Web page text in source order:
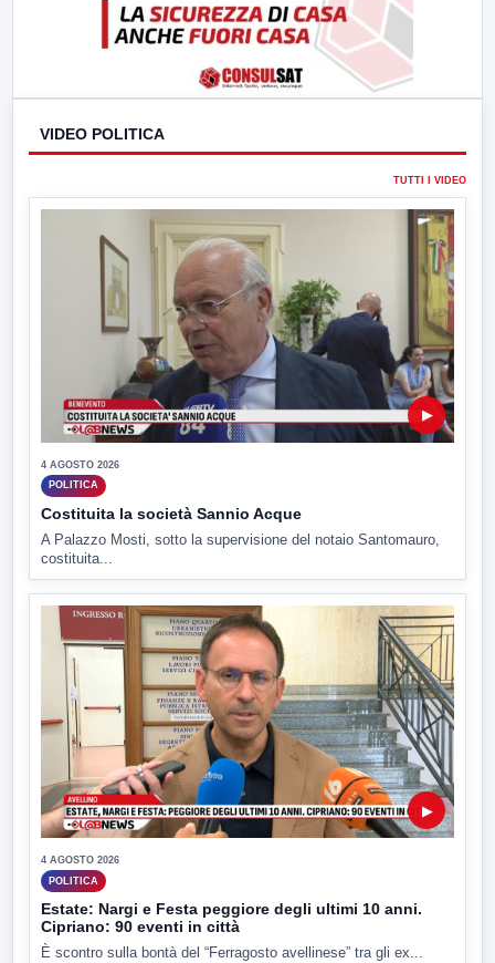
VIDEO POLITICA
TUTTI I VIDEO
▶
4 AGOSTO 2026
POLITICA
Costituita la società Sannio Acque
A Palazzo Mosti, sotto la supervisione del notaio Santomauro,
costituita...
▶
4 AGOSTO 2026
POLITICA
Estate: Nargi e Festa peggiore degli ultimi 10 anni.
Cipriano: 90 eventi in città
È scontro sulla bontà del “Ferragosto avellinese” tra gli ex...